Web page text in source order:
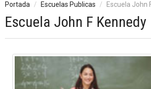
Portada Escuelas Publicas Escuela John
Escuela John F Kennedy